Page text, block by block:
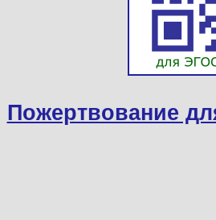
Пожертвование